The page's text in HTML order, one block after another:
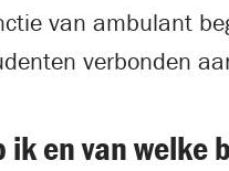
van ambulant
verbonden
en van welke